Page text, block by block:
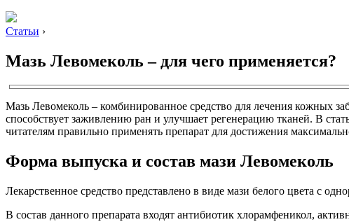
Статьи ›
Мазь Левомеколь – для чего применяется?
Мазь Левомеколь – комбинированное средство для лечения кожных
способствует заживлению ран и улучшает регенерацию тканей. В
читателям правильно применять препарат для достижения
Форма выпуска и состав мази Левомеколь
Лекарственное средство представлено в виде мази белого цвета с
В состав данного препарата входят антибиотик хлорамфеникол,